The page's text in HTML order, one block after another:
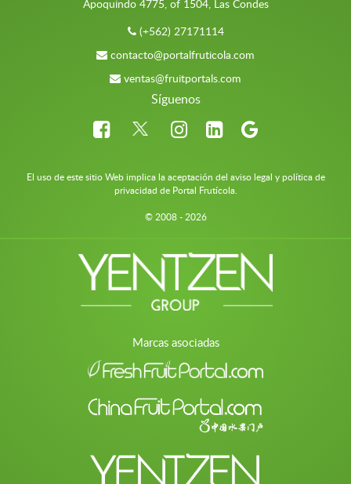
Apoquindo 4775, of 1504, Las Condes
(+562) 27171114
contacto@portalfruticola.com
ventas@fruitportals.com
Síguenos
El uso de este sitio Web implica la aceptación del aviso legal y política de
privacidad de Portal Frutícola.
© 2008 - 2026
Marcas asociadas